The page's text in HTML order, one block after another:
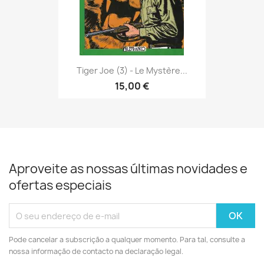
Tiger Joe (3) - Le Mystère...
15,00 €
Aproveite as nossas últimas novidades e
ofertas especiais
Pode cancelar a subscrição a qualquer momento. Para tal, consulte a
nossa informação de contacto na declaração legal.